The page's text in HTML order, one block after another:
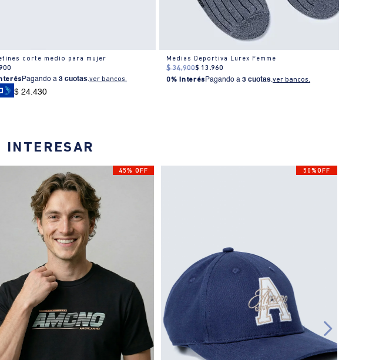
corte medio para mujer
Pagando a3 cuotas.ver bancos.
$ 24.430
Medias Deportiva Lurex Femme
$ 34.900$ 13 .960
0% Interés Pagando a3 cuotas.ver bancos.
INTERESAR
45% OFF 50%OFF